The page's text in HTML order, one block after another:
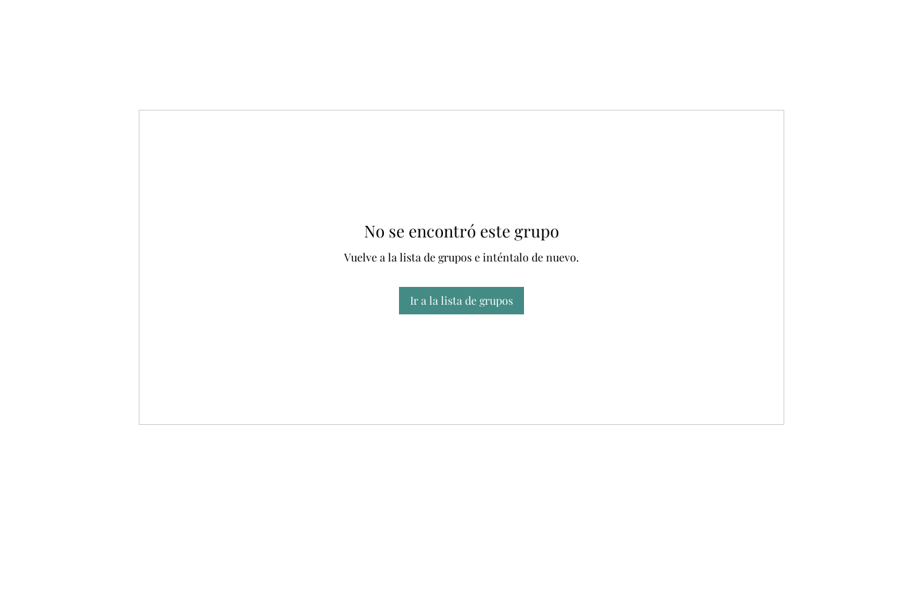
No se encontró este grupo
Vuelve a la lista de grupos e inténtalo de nuevo.
Ir a la lista de grupos